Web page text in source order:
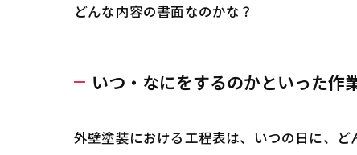
どんな内容の書面なのかな？
いつ・なにをするのかといった作
外壁塗装における工程表は、いつの日に、